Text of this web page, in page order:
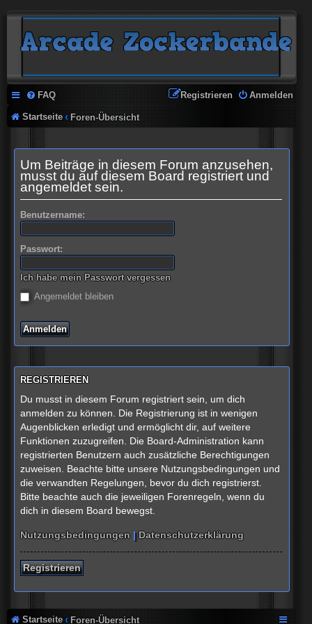
FAQ Anmelden
Registrieren
Startseite Foren-Übersicht
Um Beiträge in diesem Forum anzusehen,
musst du auf diesem Board registriert und
angemeldet sein.
Benutzername:
Passwort:
Ich habe mein Passwort vergessen
Angemeldet bleiben
REGISTRIEREN
Du musst in diesem Forum registriert sein, um dich
anmelden zu können. Die Registrierung ist in wenigen
Augenblicken erledigt und ermöglicht dir, auf weitere
Funktionen zuzugreifen. Die Board-Administration kann
registrierten Benutzern auch zusätzliche Berechtigungen
zuweisen. Beachte bitte unsere Nutzungsbedingungen und
die verwandten Regelungen, bevor du dich registrierst.
Bitte beachte auch die jeweiligen Forenregeln, wenn du
dich in diesem Board bewegst.
Nutzungsbedingungen |Datenschutzerklärung
Registrieren
Startseite Foren-Übersicht